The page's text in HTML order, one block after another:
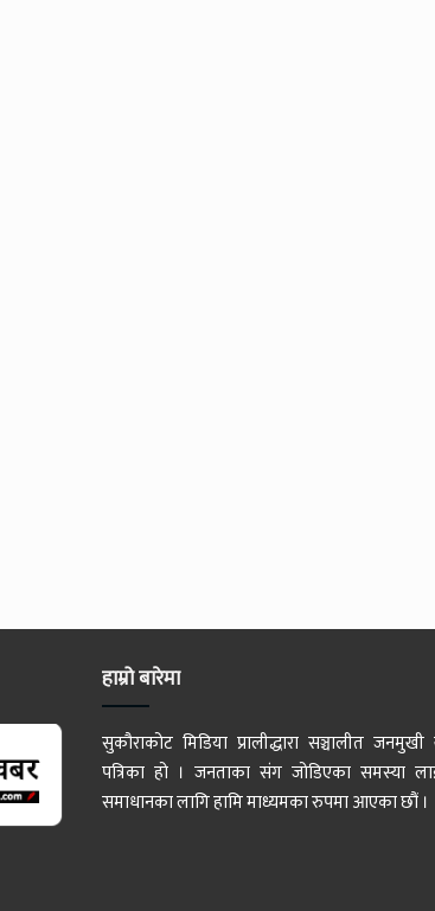
हाम्रो बारेमा
सुकौराकोट मिडिया प्रालीद्धारा सञ्चालीत
पत्रिका हो । जनताका संग जोडिएका समस्या
समाधानका लागि हामि माध्यमका रुपमा आएका छौं ।